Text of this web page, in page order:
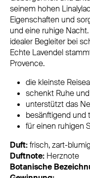
seinem hohen
Eigenschaften und
und eine ruhige
idealer Begleiter bei
Echte Lavendel
Provence.
die kleinste
schenkt Ruhe
unterstützt das
besänftigend und
für einen ruhigen
Duft:frisch, zart-
Duftnote: Herznote
Botanische